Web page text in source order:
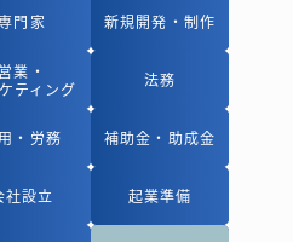
門家
門家 新規開発・制作
新規開発・制作
営業・
ティング
営業・
ティング
法務
法務
・労務
・労務 補助金・助成金
補助金・助成金
社設立
社設立 起業準備
起業準備